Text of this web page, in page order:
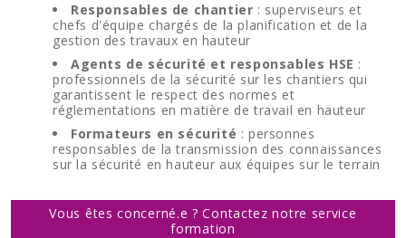
Responsables de chantier : superviseurs et
chefs d'équipe chargés de la planification et de la
gestion des travaux en hauteur
Agents de sécurité et responsables HSE :
professionnels de la sécurité sur les chantiers qui
garantissent le respect des normes et
réglementations en matière de travail en hauteur
Formateurs en sécurité : personnes
responsables de la transmission des connaissances
sur la sécurité en hauteur aux équipes sur le terrain
Vous êtes concerné.e ? Contactez notre service
formation